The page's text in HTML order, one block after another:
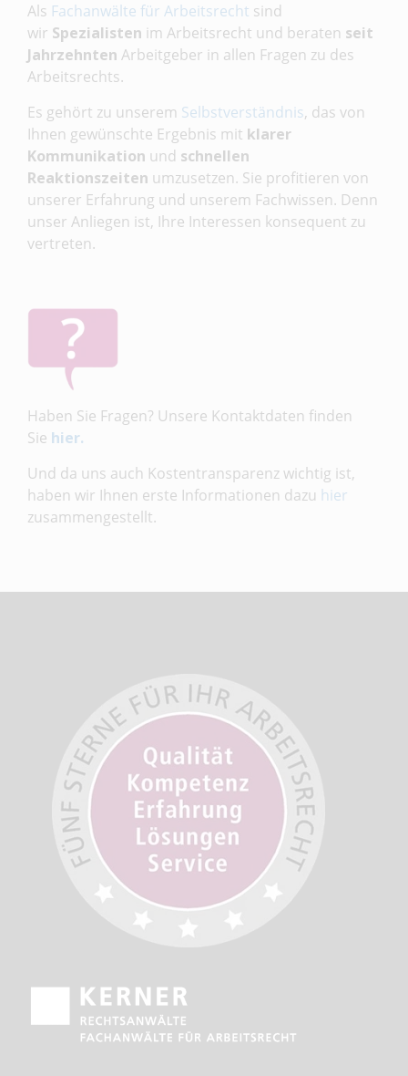
Als Fachanwälte für Arbeitsrecht sind
wir Spezialisten im Arbeitsrecht und beraten seit
Jahrzehnten Arbeitgeber in allen Fragen zu des
Arbeitsrechts.
Es gehört zu unserem Selbstverständnis, das von
Ihnen gewünschte Ergebnis mit klarer
Kommunikation und schnellen
Reaktionszeiten umzusetzen. Sie profitieren von
unserer Erfahrung und unserem Fachwissen. Denn
unser Anliegen ist, Ihre Interessen konsequent zu
vertreten.
Haben Sie Fragen? Unsere Kontaktdaten finden
Sie hier.
Und da uns auch Kostentransparenz wichtig ist,
haben wir Ihnen erste Informationen dazu hier
zusammengestellt.